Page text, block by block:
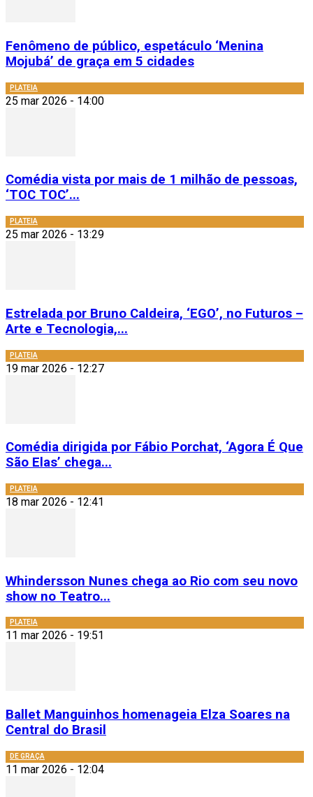
Fenômeno de público, espetáculo ‘Menina
Mojubá’ de graça em 5 cidades
PLATEIA
25 mar 2026 - 14:00
Comédia vista por mais de 1 milhão de pessoas,
‘TOC TOC’...
PLATEIA
25 mar 2026 - 13:29
Estrelada por Bruno Caldeira, ‘EGO’, no Futuros –
Arte e Tecnologia,...
PLATEIA
19 mar 2026 - 12:27
Comédia dirigida por Fábio Porchat, ‘Agora É Que
São Elas’ chega...
PLATEIA
18 mar 2026 - 12:41
Whindersson Nunes chega ao Rio com seu novo
show no Teatro...
PLATEIA
11 mar 2026 - 19:51
Ballet Manguinhos homenageia Elza Soares na
Central do Brasil
DE GRAÇA
11 mar 2026 - 12:04